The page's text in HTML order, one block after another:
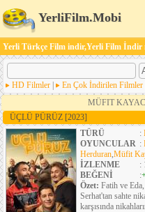
YerliFilm.Mobi
Yerli Türkçe Film indir,Yerli Film İndir
HD Filmler En Çok İndirilen Filmler
MÜFIT
ÜÇLÜ PÜRÜZ [2023]
TÜRÜ
:
OYUNCULAR :
Herduran,Müfit
İZLENME
:
BEĞENİ
:
Özet: Fatih ve
Serhat'tan sahte
karşısında